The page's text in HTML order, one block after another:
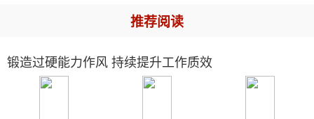
推荐阅读
锻造过硬能力作风 持续提升工作质效